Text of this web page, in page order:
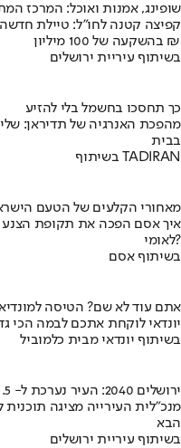
שופינג, אמנות ואוכל: המרכז
קפיצה קטנה לחו"ל: טיילת
בהשקעה של 100 מיליון ₪
בשיתוף עיריית ירושלים
כך תחסכו בחשמל בלי להזיע
מהפכת האנרגיה של תדיראן:
בבית
בשיתוף TADIRAN
מאחורי הקלעים של הטעם
לאומי?
בשיתוף אסם
אתם עוד לא שם? הטיסה
יונדאי לוקחת אתכם לבמה הכי
בשיתוף יונדאי מבית כלמוביל
ירושלים 2040: העיר נערכת ל- 1.5 מליון תושבים
מנכ"לית העירייה מציגה
הבא
בשיתוף עיריית ירושלים